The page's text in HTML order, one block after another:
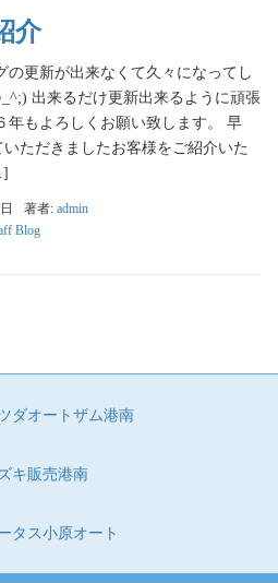
介
の更新が出来なくて久々になってし
出来るだけ更新出来るように頑張
年もよろしくお願い致します。 早
ただきましたお客様をご紹介いた
著者: admin
Blog
ダオートザム港南
キ販売港南
タス小原オート